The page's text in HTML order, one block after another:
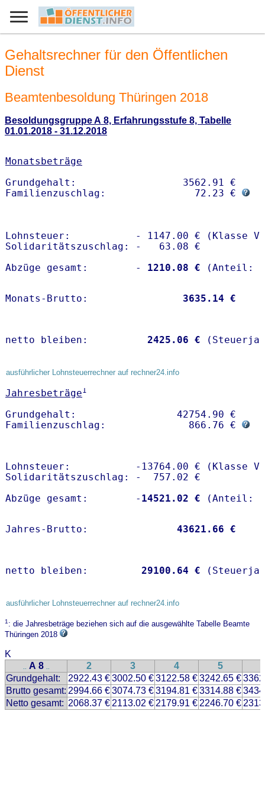
Gehaltsrechner für den Öffentlichen
Dienst
Beamtenbesoldung Thüringen 2018
Besoldungsgruppe A 8, Erfahrungsstufe 8, Tabelle
01.01.2018 - 31.12.2018
Monatsbeträge
Grundgehalt:                  3562.91 €
Familienzuschlag:               72.23 €
Lohnsteuer:           - 1147.00 € (Klasse V)
Solidaritätszuschlag: -   63.08 €
Abzüge gesamt:        -
1210.08 €
Monats-Brutto: 3635.14 €
netto bleiben: 2425.06 €
ausführlicher Lohnsteuerrechner auf rechner24.info
Jahresbeträge1
Grundgehalt:                 42754.90 €
Familienzuschlag:              866.76 €
Lohnsteuer:           -13764.00 € (Klasse V)
Solidaritätszuschlag: -  757.02 €
Abzüge gesamt:        - 14521.02 €
Jahres-Brutto: 43621.66 €
netto bleiben: 29100.64 €
ausführlicher Lohnsteuerrechner auf rechner24.info
1: die Jahresbeträge beziehen sich auf die ausgewählte Tabelle Beamte
Thüringen 2018
K
.. A 8 .. 2 3 4 5
Grundgehalt:
2922.43 €3002.50 €3122.58 €3242.65 €
Brutto gesamt: 2994.66 €3074.73 €3194.81 €3314.88 €
Netto gesamt: 2068.37 € 2113.02 € 2179.91 € 2246.70 €